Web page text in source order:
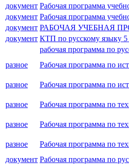
документ Рабочая программа
документ Рабочая программа
документ РАБОЧАЯ УЧЕБНАЯ
документ КТП по русскому языку
рабочая программа по
разное
Рабочая программа по
разное Рабочая программа по
разное Рабочая программа по
разное Рабочая программа по
разное Рабочая программа по
документ Рабочая программа по